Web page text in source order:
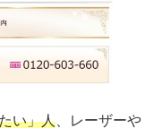
い」人 、レーザーや